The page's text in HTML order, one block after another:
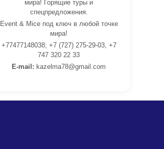
мира! Горящие туры и
спецпредложения.
Event & Mice под ключ в любой точке
мира!
+77477148038; +7 (727) 275-29-03, +7
747 320 22 33
E-mail: kazelma78@gmail.com